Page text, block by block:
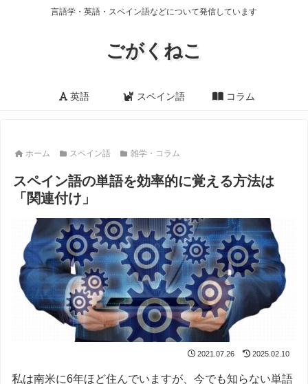
言語学・英語・スペイン語などについて発信しています
ごがくねこ
英語 スペイン語 コラム
ホーム スペイン語 雑学・コラム
スペイン語の単語を効率的に覚える方法は
「関連付け」
2021.07.26 2025.02.10
私は南米に6年ほど住んでいますが、今でも知らない単語